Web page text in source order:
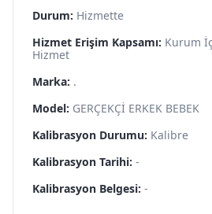
Durum: Hizmette
Hizmet Erişim Kapsamı: Kurum
Hizmet
Marka: .
Model: GERÇEKÇİ ERKEK BEBEK
Kalibrasyon Durumu: Kalibre
Kalibrasyon Tarihi: -
Kalibrasyon Belgesi: -